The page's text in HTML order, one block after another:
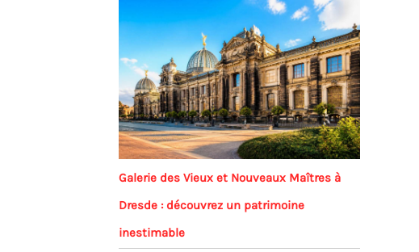
Galerie des Vieux et Nouveaux Maîtres à
Dresde : découvrez un patrimoine
inestimable